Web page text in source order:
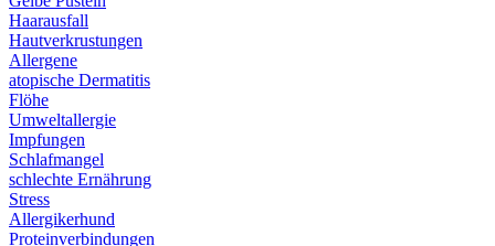
Haarausfall
Hautverkrustungen
Allergene
atopische Dermatitis
Flöhe
Umweltallergie
Impfungen
Schlafmangel
schlechte Ernährung
Stress
Allergikerhund
Proteinverbindungen